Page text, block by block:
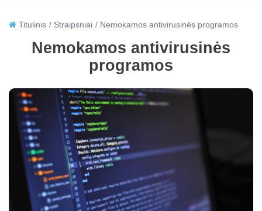
Titulinis Straipsniai Nemokamos antivirusinės programos
Nemokamos antivirusinės
programos